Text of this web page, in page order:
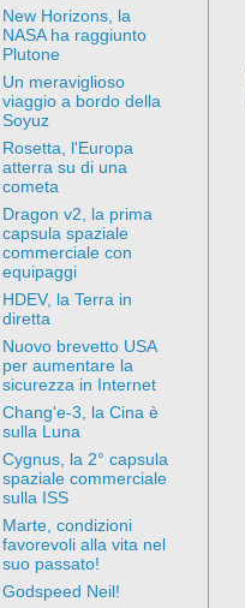
New Horizons, la
NASA ha raggiunto
Plutone
Un meraviglioso
viaggio a bordo della
Soyuz
Rosetta, l'Europa
atterra su di una
cometa
Dragon v2, la prima
capsula spaziale
commerciale con
equipaggi
HDEV, la Terra in
diretta
Nuovo brevetto USA
per aumentare la
sicurezza in Internet
Chang'e-3, la Cina è
sulla Luna
Cygnus, la 2° capsula
spaziale commerciale
sulla ISS
Marte, condizioni
favorevoli alla vita nel
suo passato!
Godspeed Neil!